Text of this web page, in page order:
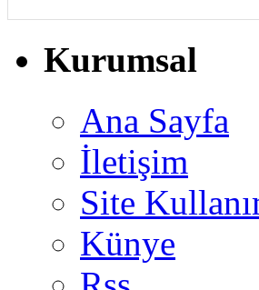
Kurumsal
Ana Sayfa
İletişim
Site
Künye